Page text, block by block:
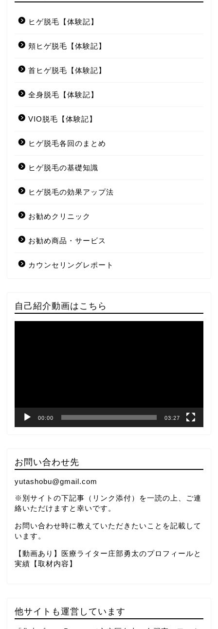
ヒゲ脱毛【体験記】
頬ヒゲ脱毛【体験記】
首ヒゲ脱毛【体験記】
全身脱毛【体験記】
VIO脱毛【体験記】
ヒゲ脱毛各回のまとめ
ヒゲ脱毛の基礎知識
ヒゲ脱毛の効果アップ法
お勧めクリニック
お勧め商品・サービス
カウンセリングレポート
自己紹介動画はこちら
00:00 03:27
お問い合わせ先
yutashobu@gmail.com
※別サイトの下記事（リンク添付）を一読の上、ご連
絡いただけますと幸いです。
お問い合わせ時に教えていただきたいことを記載して
います。
【動画あり】医療ライター庄部勇太のプロフィールと
実績【取材内容】
他サイトも運営しています